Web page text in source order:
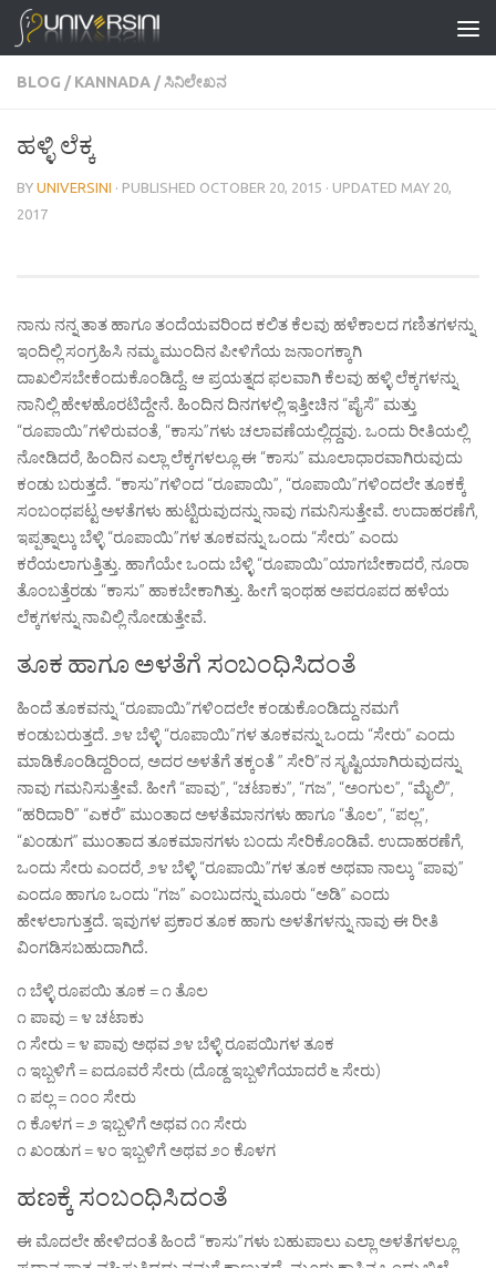
Skip to content
BLOG / KANNADA /ಸಿನಿಲೇಖನ
ಹಳ್ಳಿ ಲೆಕ್ಕ
BY UNIVERSINI · PUBLISHED OCTOBER 20, 2015 · UPDATED MAY 20,
2017
ನಾನು ನನ್ನ ತಾತ ಹಾಗೂ ತಂದೆಯವರಿಂದ ಕಲಿತ ಕೆಲವು ಹಳೆಕಾಲದ ಗಣಿತಗಳನ್ನು
ಇಂದಿಲ್ಲಿ ಸಂಗ್ರಹಿಸಿ ನಮ್ಮ ಮುಂದಿನ ಪೀಳಿಗೆಯ ಜನಾಂಗಕ್ಕಾಗಿ
ದಾಖಲಿಸಬೇಕೆಂದುಕೊಂಡಿದ್ದೆ. ಆ ಪ್ರಯತ್ನದ ಫಲವಾಗಿ ಕೆಲವು ಹಳ್ಳಿ ಲೆಕ್ಕಗಳನ್ನು
ನಾನಿಲ್ಲಿ ಹೇಳಹೊರಟಿದ್ದೇನೆ. ಹಿಂದಿನ ದಿನಗಳಲ್ಲಿ ಇತ್ತೀಚಿನ “ಪೈಸೆ” ಮತ್ತು
“ರೂಪಾಯಿ”ಗಳಿರುವಂತೆ, “ಕಾಸು”ಗಳು ಚಲಾವಣೆಯಲ್ಲಿದ್ದವು. ಒಂದು ರೀತಿಯಲ್ಲಿ
ನೋಡಿದರೆ, ಹಿಂದಿನ ಎಲ್ಲಾ ಲೆಕ್ಕಗಳಲ್ಲೂ ಈ “ಕಾಸು” ಮೂಲಾಧಾರವಾಗಿರುವುದು
ಕಂಡು ಬರುತ್ತದೆ. “ಕಾಸು”ಗಳಿಂದ “ರೂಪಾಯಿ”, “ರೂಪಾಯಿ”ಗಳಿಂದಲೇ ತೂಕಕ್ಕೆ
ಸಂಬಂಧಪಟ್ಟ ಅಳತೆಗಳು ಹುಟ್ಟಿರುವುದನ್ನು ನಾವು ಗಮನಿಸುತ್ತೇವೆ. ಉದಾಹರಣೆಗೆ,
ಇಪ್ಪತ್ನಾಲ್ಕು ಬೆಳ್ಳಿ “ರೂಪಾಯಿ”ಗಳ ತೂಕವನ್ನು ಒಂದು “ಸೇರು” ಎಂದು
ಕರೆಯಲಾಗುತ್ತಿತ್ತು. ಹಾಗೆಯೇ ಒಂದು ಬೆಳ್ಳಿ “ರೂಪಾಯಿ”ಯಾಗಬೇಕಾದರೆ, ನೂರಾ
ತೊಂಬತ್ತೆರಡು “ಕಾಸು” ಹಾಕಬೇಕಾಗಿತ್ತು. ಹೀಗೆ ಇಂಥಹ ಅಪರೂಪದ ಹಳೆಯ
ಲೆಕ್ಕಗಳನ್ನು ನಾವಿಲ್ಲಿ ನೋಡುತ್ತೇವೆ.
ತೂಕ ಹಾಗೂ ಅಳತೆಗೆ ಸಂಬಂಧಿಸಿದಂತೆ
ಹಿಂದೆ ತೂಕವನ್ನು “ರೂಪಾಯಿ”ಗಳಿಂದಲೇ ಕಂಡುಕೊಂಡಿದ್ದು ನಮಗೆ
ಕಂಡುಬರುತ್ತದೆ. ೨೪ ಬೆಳ್ಳಿ “ರೂಪಾಯಿ”ಗಳ ತೂಕವನ್ನು ಒಂದು “ಸೇರು” ಎಂದು
ಮಾಡಿಕೊಂಡಿದ್ದರಿಂದ, ಅದರ ಅಳತೆಗೆ ತಕ್ಕಂತೆ ” ಸೇರಿ”ನ ಸೃಷ್ಟಿಯಾಗಿರುವುದನ್ನು
ನಾವು ಗಮನಿಸುತ್ತೇವೆ. ಹೀಗೆ “ಪಾವು”, “ಚಟಾಕು”, “ಗಜ”, “ಅಂಗುಲ”, “ಮೈಲಿ”,
“ಹರಿದಾರಿ” “ಎಕರೆ” ಮುಂತಾದ ಅಳತೆಮಾನಗಳು ಹಾಗೂ “ತೊಲ”, “ಪಲ್ಲ”,
“ಖಂಡುಗ” ಮುಂತಾದ ತೂಕಮಾನಗಳು ಬಂದು ಸೇರಿಕೊಂಡಿವೆ. ಉದಾಹರಣೆಗೆ,
ಒಂದು ಸೇರು ಎಂದರೆ, ೨೪ ಬೆಳ್ಳಿ “ರೂಪಾಯಿ”ಗಳ ತೂಕ ಅಥವಾ ನಾಲ್ಕು “ಪಾವು”
ಎಂದೂ ಹಾಗೂ ಒಂದು “ಗಜ” ಎಂಬುದನ್ನು ಮೂರು “ಅಡಿ” ಎಂದು
ಹೇಳಲಾಗುತ್ತದೆ. ಇವುಗಳ ಪ್ರಕಾರ ತೂಕ ಹಾಗು ಅಳತೆಗಳನ್ನು ನಾವು ಈ ರೀತಿ
ವಿಂಗಡಿಸಬಹುದಾಗಿದೆ.
೧ ಬೆಳ್ಳಿ ರೂಪಯಿ ತೂಕ = ೧ ತೊಲ
೧ ಪಾವು = ೪ ಚಟಾಕು
೧ ಸೇರು = ೪ ಪಾವು ಅಥವ ೨೪ ಬೆಳ್ಳಿ ರೂಪಯಿಗಳ ತೂಕ
೧ ಇಬ್ಬಳಿಗೆ = ಐದೂವರೆ ಸೇರು (ದೊಡ್ದ ಇಬ್ಬಳಿಗೆಯಾದರೆ ೬ ಸೇರು)
೧ ಪಲ್ಲ = ೧೦೦ ಸೇರು
೧ ಕೊಳಗ = ೨ ಇಬ್ಬಳಿಗೆ ಅಥವ ೧೧ ಸೇರು
೧ ಖಂಡುಗ = ೪೦ ಇಬ್ಬಳಿಗೆ ಅಥವ ೨೦ ಕೊಳಗ
ಹಣಕ್ಕೆ ಸಂಬಂಧಿಸಿದಂತೆ
ಈ ಮೊದಲೇ ಹೇಳಿದಂತೆ ಹಿಂದೆ “ಕಾಸು”ಗಳು ಬಹುಪಾಲು ಎಲ್ಲಾ ಅಳತೆಗಳಲ್ಲೂ